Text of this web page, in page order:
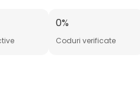
0%
Coduri verificate